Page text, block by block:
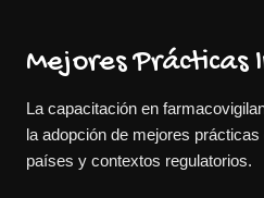
Mejores Prácticas
La capacitación en
la adopción de mejores
países y contextos regulatorios.